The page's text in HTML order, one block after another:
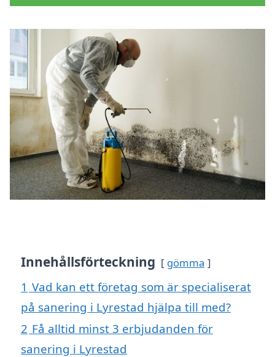
Innehållsförteckning gömma
1 Vad kan ett företag som är specialiserat
på sanering i Lyrestad hjälpa till med?
2 Få alltid minst 3 erbjudanden för
sanering i Lyrestad